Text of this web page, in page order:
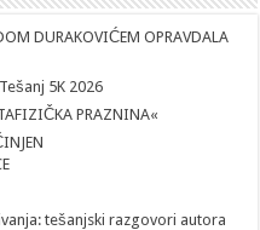
DURAKOVIĆEM OPRAVDALA
5K 2026
PRAZNINA«
tešanjski razgovori autora